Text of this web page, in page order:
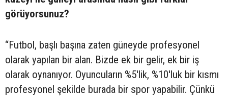
görüyorsunuz?
“Futbol, başlı başına zaten güneyde profesyonel
olarak yapılan bir alan. Bizde ek bir gelir, ek bir iş
olarak oynanıyor. Oyuncuların %5'lik, %10'luk bir kısmı
profesyonel şekilde burada bir spor yapabilir. Çünkü